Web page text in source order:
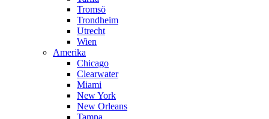
Tromsö
Trondheim
Utrecht
Wien
Amerika
Chicago
Clearwater
Miami
New York
New Orleans